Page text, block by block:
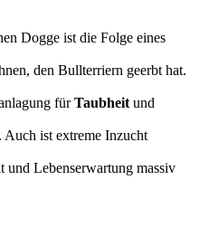
Dogge ist die Folge eines
den Bullterriern geerbt hat.
fürTaubheit und
Auch ist extreme Inzucht
und Lebenserwartung massiv